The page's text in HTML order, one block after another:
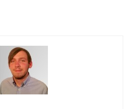
10240 (RTM) Pro Language Packs